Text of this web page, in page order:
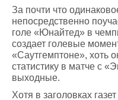
За почти что
непосредственно
голе «Юнайтед» в
создает голевые
«Саутгемптоне», хоть
статистику в матче с
выходные.
Хотя в заголовках